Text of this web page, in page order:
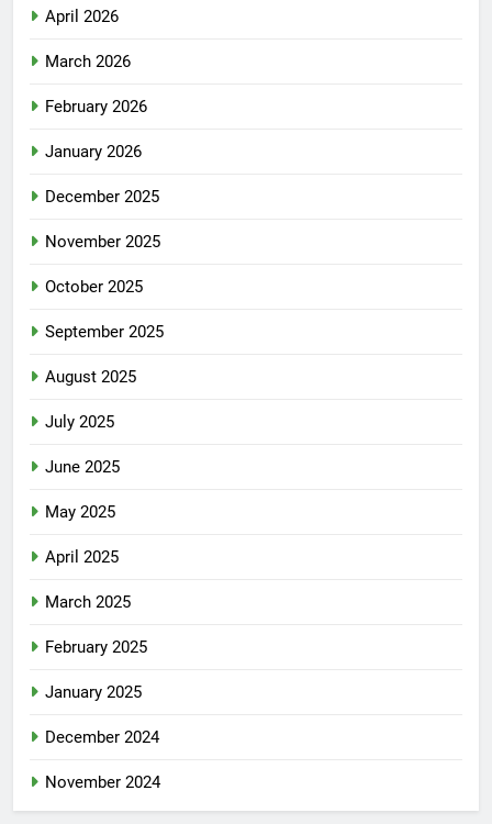
April 2026
March 2026
February 2026
January 2026
December 2025
November 2025
October 2025
September 2025
August 2025
July 2025
June 2025
May 2025
April 2025
March 2025
February 2025
January 2025
December 2024
November 2024